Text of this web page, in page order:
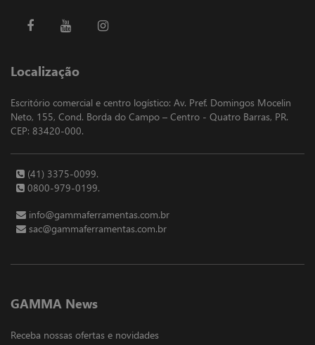
Localização
Escritório comercial e centro logístico: Av. Pref. Domingos Mocelin
Neto, 155, Cond. Borda do Campo – Centro - Quatro Barras, PR.
CEP: 83420-000.
(41) 3375-0099.
0800-979-0199.
info@gammaferramentas.com.br
sac@gammaferramentas.com.br
GAMMA News
Receba nossas ofertas e novidades